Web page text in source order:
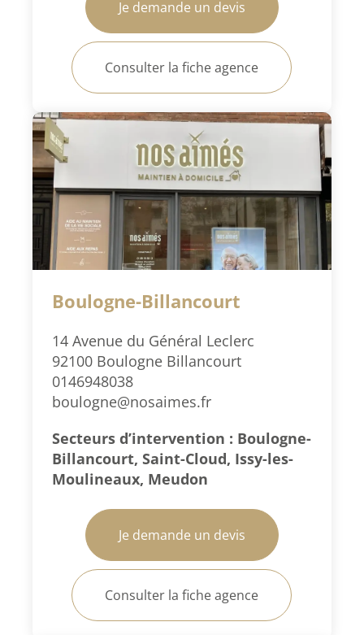
Je demande un devis
Consulter la fiche agence
Boulogne-Billancourt
14 Avenue du Général Leclerc
92100 Boulogne Billancourt
0146948038
boulogne@nosaimes.fr
Secteurs d’intervention : Boulogne-
Billancourt, Saint-Cloud, Issy-les-
Moulineaux, Meudon
Je demande un devis
Consulter la fiche agence